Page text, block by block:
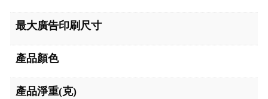
最大廣告印刷尺寸
產品顏色
產品淨重(克)